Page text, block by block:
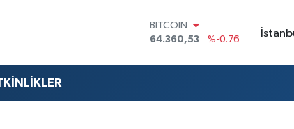
DOLAR
47,7069
%0.17
55,0265
%0.01